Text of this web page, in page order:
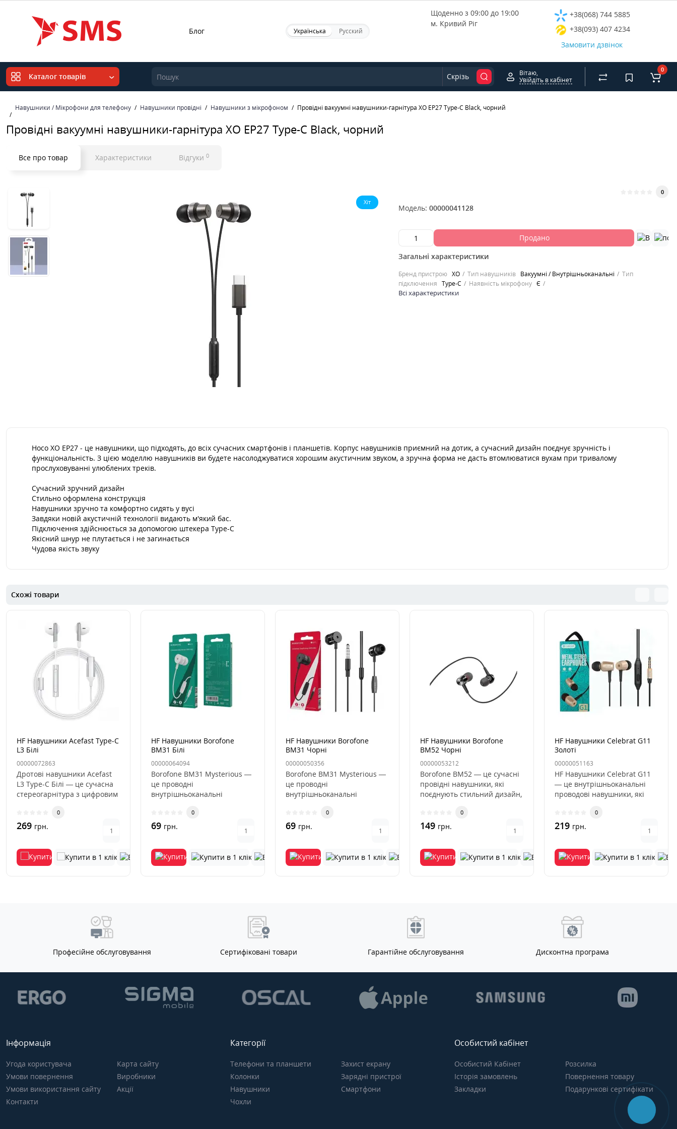
Блог Українська Русский
Щоденно з 09:00 до 19:00
м. Кривий Ріг
+38(068) 744 5885
+38(093) 407 4234
Замовити дзвінок
Каталог товарів Скрізь
Вітаю,
Увійдіть в кабінет
0
Навушники / Мікрофони для телефону Навушники провідні Навушники з мікрофоном Провідні вакуумні навушники-гарнітура XO EP27 Type-C Black, чорний
Провідні вакуумні навушники-гарнітура XO EP27 Type-C Black, чорний
Все про товар Характеристики Відгуки 0
Хіт
0
Модель: 00000041128
Продано
Загальні характеристики
Бренд пристрою XO Тип навушників Вакуумні / Внутрішньоканальні
Тип
підключення Type-C Наявність мікрофону Є
Всі характеристики
Hoco XO EP27 - це навушники, що підходять, до всіх сучасних смартфонів і планшетів. Корпус навушників приємний на дотик, а сучасний дизайн поєднує зручність і
функціональність. З цією моделлю навушників ви будете насолоджуватися хорошим акустичним звуком, а зручна форма не дасть втомлюватися вухам при тривалому
прослуховуванні улюблених треків.
Сучасний зручний дизайн
Стильно оформлена конструкція
Навушники зручно та комфортно сидять у вусі
Завдяки новій акустичній технології видають м'який бас.
Підключення здійснюється за допомогою штекера Type-C
Якісний шнур не плутається і не загинається
Чудова якість звуку
Схожі товари
HF Навушники Acefast Type-C
L3 Білі
00000072863
Дротові навушники Acefast
L3 Type-C Білі — це сучасна
стереогарнітура з цифровим
0
269 грн.
HF Навушники Borofone
BM31 Білі
00000064094
Borofone BM31 Mysterious —
це проводні
внутрішньоканальні
поєднують у соб..
0
69 грн.
HF Навушники Borofone
BM31 Чорні
00000050356
Borofone BM31 Mysterious —
це проводні
внутрішньоканальні
поєднують у соб..
0
69 грн.
HF Навушники Borofone
BM52 Чорні
00000053212
Borofone BM52 — це сучасні
провідні навушники, які
поєднують стильний дизайн,
0
149 грн.
HF Навушники Celebrat G11
Золоті
00000051163
HF Навушники Celebrat G11
— це внутрішньоканальні
проводові навушники, які
0
219 грн.
Професійне обслуговування Сертифіковані товари Гарантійне обслуговування Дисконтна програма
Інформація
Угода користувача
Умови повернення
Умови використання сайту
Контакти
Карта сайту
Виробники
Акції
Категорії
Телефони та планшети
Колонки
Навушники
Чохли
Захист екрану
Зарядні пристрої
Смартфони
Особистий кабінет
Особистий Кабінет
Історія замовлень
Закладки
Розсилка
Повернення товару
Подарункові сертифікати